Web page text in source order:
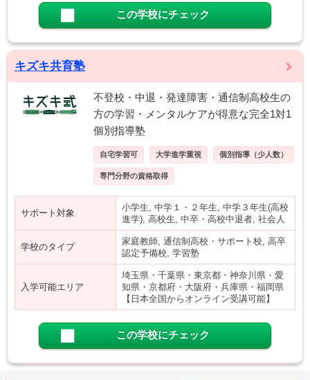
この学校にチェック
キズキ共育塾
不登校・中退・発達障害・通信制高校生の
方の学習・メンタルケアが得意な完全1対1
個別指導塾
自宅学習可 大学進学重視 個別指導（少人数）
専門分野の資格取得
サポート対象
小学生, 中学１・２年生, 中学３年生(高校
進学), 高校生, 中卒・高校中退者, 社会人
学校のタイプ
家庭教師, 通信制高校・サポート校, 高卒
認定予備校, 学習塾
入学可能エリア
埼玉県・千葉県・東京都・神奈川県・愛
知県・京都府・大阪府・兵庫県・福岡県
【日本全国からオンライン受講可能】
この学校にチェック